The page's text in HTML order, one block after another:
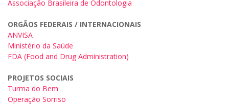
Associação Brasileira de Odontologia
ORGÃOS FEDERAIS / INTERNACIONAIS
ANVISA
Ministério da Saúde
FDA (Food and Drug Administration)
PROJETOS SOCIAIS
Turma do Bem
Operação Sorriso